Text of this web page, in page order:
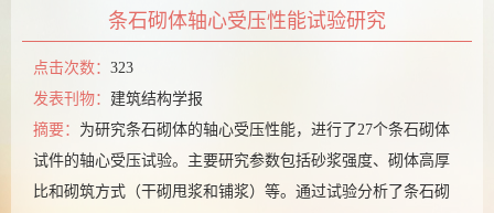
条石砌体轴心受压性能试验研究
点击次数： 323
发表刊物： 建筑结构学报
摘要： 为研究条石砌体的轴心受压性能，进行了27个条石砌体
试件的轴心受压试验。主要研究参数包括砂浆强度、砌体高厚
比和砌筑方式（干砌甩浆和铺浆）等。通过试验分析了条石砌